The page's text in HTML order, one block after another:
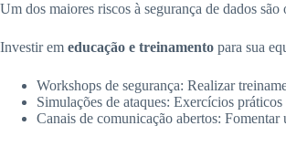
Um dos maiores riscos à segurança de dados são
Investir em educação e treinamento para sua
Workshops de segurança: Realizar
Simulações de ataques: Exercícios
Canais de comunicação abertos: